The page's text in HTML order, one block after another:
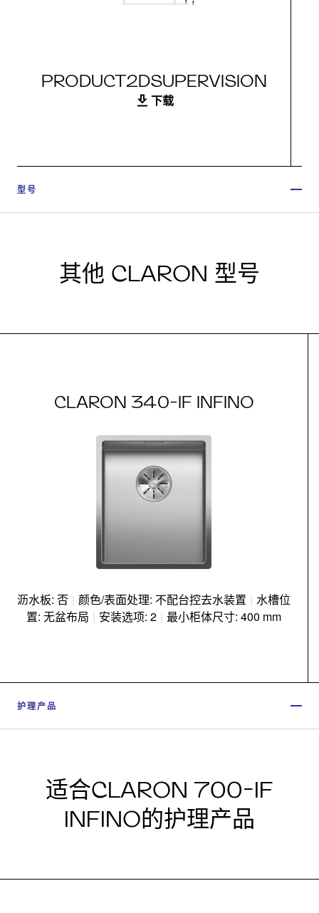
PRODUCT2DSUPERVISION
下载
型号
其他 CLARON 型号
CLARON 340-IF INFINO
沥水板: 否 | 颜色/表面处理: 不配台控去水装置 | 水槽位
置: 无盆布局 | 安装选项: 2 | 最小柜体尺寸: 400 mm
护理产品
适合CLARON 700-IF
INFINO的护理产品